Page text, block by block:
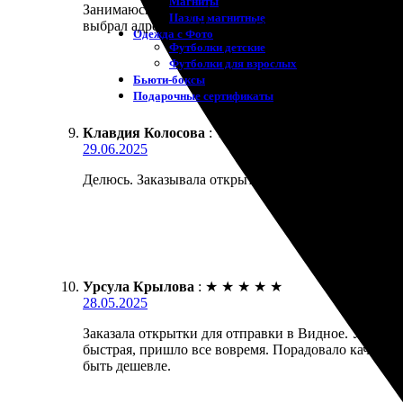
Пазлы магнитные
Одежда с Фото
Футболки детские
Футболки для взрослых
Бьюти-боксы
Подарочные сертификаты
Занимаюсь фотографией и решил заказать
выбрал адресата в Видном. Открытки пришли
Клавдия Колосова : ★
29.06.2025
Делюсь. Заказывала открытки с доставкой в
Урсула Крылова : ★ ★ ★ ★ ★
28.05.2025
Заказала открытки для отправки в Видное.
быстрая, пришло все вовремя. Порадовало
быть дешевле.